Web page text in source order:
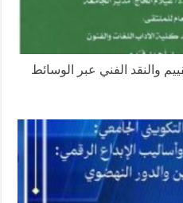
والنقد الفني عبر الوسائط